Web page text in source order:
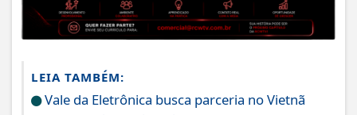
LEIA TAMBÉM:
Vale da Eletrônica busca parceria no Vietnã